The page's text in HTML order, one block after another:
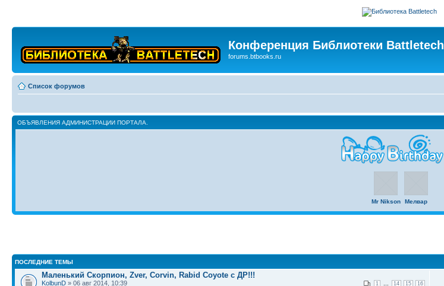
Конференция Библиотеки Battletech
forums.btbooks.ru
Список форумов
ОБЪЯВЛЕНИЯ АДМИНИСТРАЦИИ ПОРТАЛА.
Mr Nikson Мелвар
ПОСЛЕДНИЕ ТЕМЫ
Маленький Скорпион, Zver, Corvin, Rabid Coyote с ДР!!!
1 14 15 16
KolbunD » 06 авг 2014, 10:39